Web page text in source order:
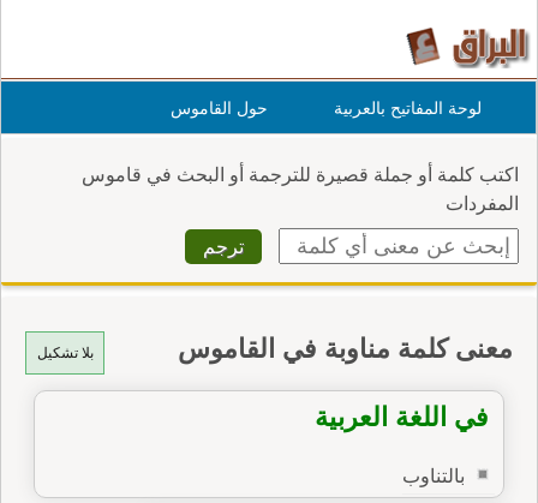
لوحة المفاتيح بالعربية حول القاموس
اكتب كلمة أو جملة قصيرة للترجمة أو البحث في قاموس
المفردات
بلا تشكيل معنى كلمة مناوبة في القاموس
في اللغة العربية
بالتناوب